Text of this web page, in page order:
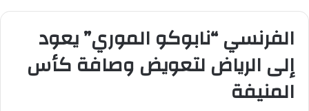
الفرنسي “نابوكو الموري” يعود
إلى الرياض لتعويض وصافة كأس
المنيفة